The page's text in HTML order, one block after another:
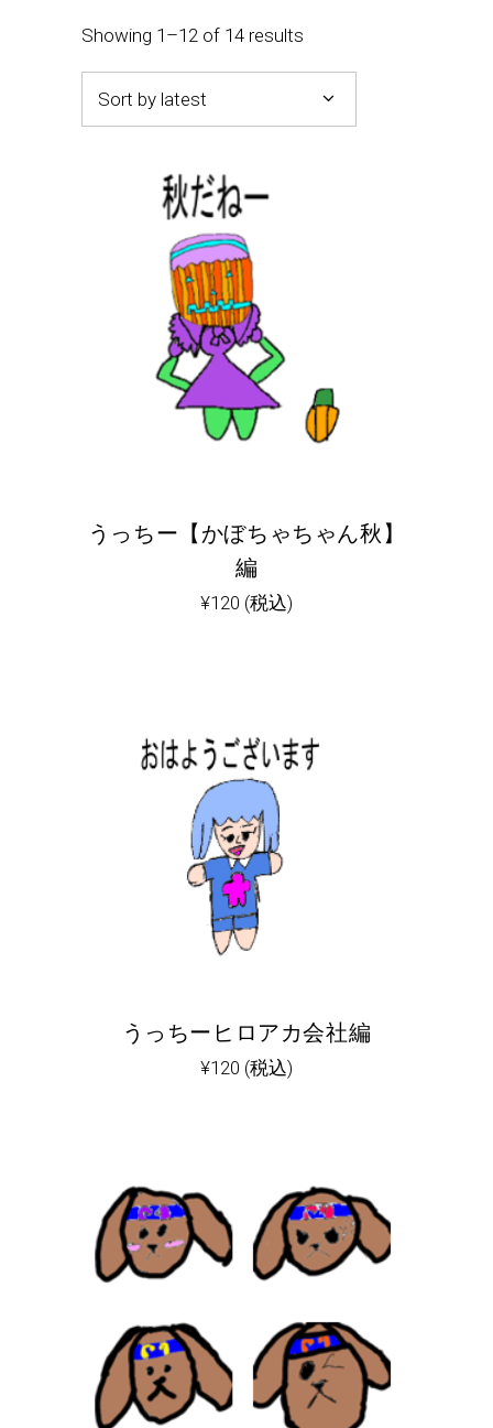
Showing 1–12 of 14 results
Sort by latest
うっちー【かぼちゃちゃん秋】
編
¥120 (税込)
うっちーヒロアカ会社編
¥120 (税込)